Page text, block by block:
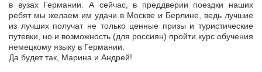
в вузах Германии. А сейчас, в преддверии поездки наших
ребят мы желаем им удачи в Москве и Берлине, ведь лучшие
из лучших получат не только ценные призы и туристические
путевки, но и возможность (для россиян) пройти курс обучения
немецкому языку в Германии.
Да будет так, Марина и Андрей!